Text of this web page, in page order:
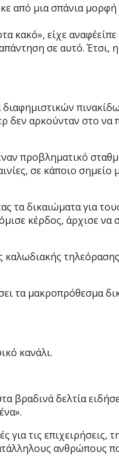
από μια σπάνια
κακό», είχε
σε αυτό. Έτσι,
δεν αρκούνταν στο να
προβληματικό
σε κάποιο σημείο
τα δικαιώματα για
κέρδος, άρχισε να
τα μακροπρόθεσμα
κανάλι.
βραδινά δελτία
τις επιχειρήσεις,
ανθρώπους